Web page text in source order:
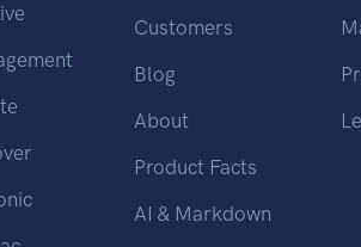
Customers
Blog
About
Product Facts
AI & Markdown